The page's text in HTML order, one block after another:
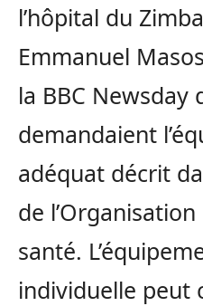
l’hôpital du
Emmanuel
la BBC Newsday
demandaient
adéquat décrit
de
santé.
individuelle peut